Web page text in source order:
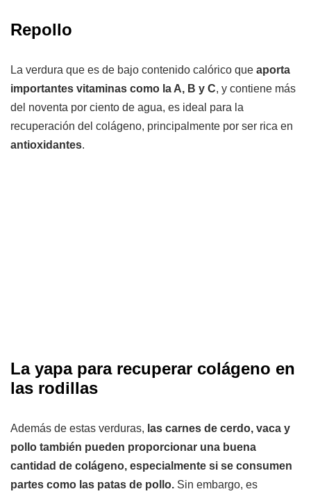
Repollo
La verdura que es de bajo contenido calórico que aporta
importantes vitaminas como la A, B y C, y contiene más
del noventa por ciento de agua, es ideal para la
recuperación del colágeno, principalmente por ser rica en
antioxidantes.
La yapa para recuperar colágeno en
las rodillas
Además de estas verduras, las carnes de cerdo, vaca y
pollo también pueden proporcionar una buena
cantidad de colágeno, especialmente si se consumen
partes como las patas de pollo. Sin embargo, es